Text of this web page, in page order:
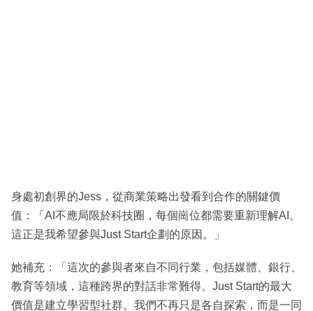
身處初創界的Jess，從商業策略出發看到合作的關鍵價
值：「AI不應局限於科技圈，每個崗位都需要重新理解AI。
這正是我希望參與Just Start企劃的原因。」
她補充：「這次的參與者來自不同行業，包括媒體、銀行、
教育等領域，這種跨界的對話非常難得。Just Start的最大
價值是建立學習型社群。我們不再只是各自探索，而是一同